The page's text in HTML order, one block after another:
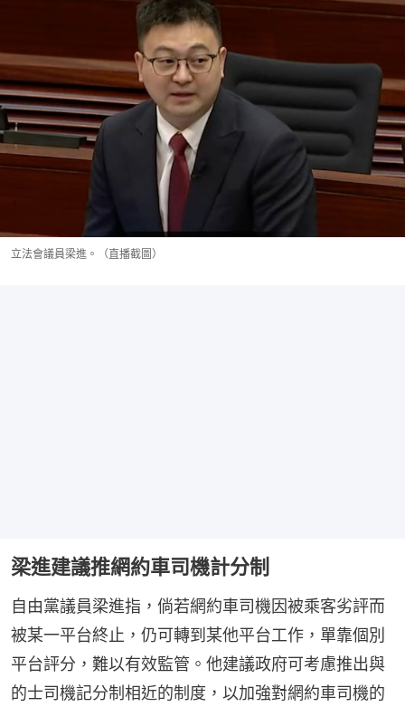
立法會議員梁進。（直播截圖）
梁進建議推網約車司機計分制
自由黨議員梁進指，倘若網約車司機因被乘客劣評而
被某一平台終止，仍可轉到某他平台工作，單靠個別
平台評分，難以有效監管。他建議政府可考慮推出與
的士司機記分制相近的制度，以加強對網約車司機的